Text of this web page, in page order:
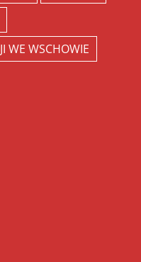
WE WSCHOWIE